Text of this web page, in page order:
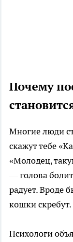
Почему
Многие люди
скажут тебе
«Молодец,
— голова
радует. Вроде
кошки скребут.
Психологи